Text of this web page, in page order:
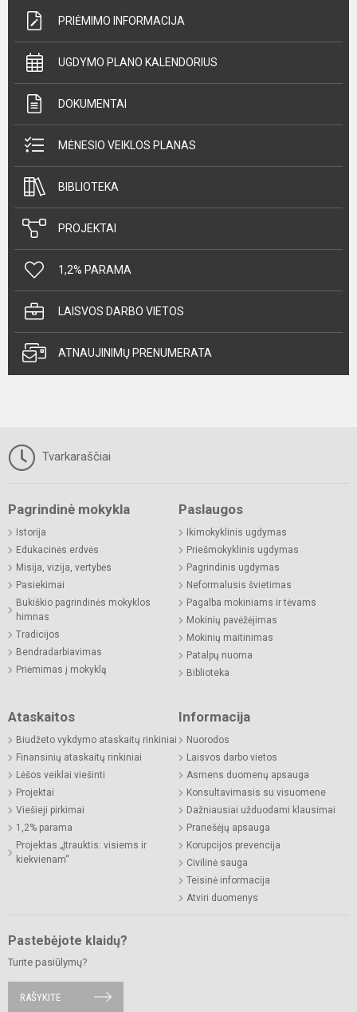
PRIĖMIMO INFORMACIJA
UGDYMO PLANO KALENDORIUS
DOKUMENTAI
MĖNESIO VEIKLOS PLANAS
BIBLIOTEKA
PROJEKTAI
1,2% PARAMA
LAISVOS DARBO VIETOS
ATNAUJINIMŲ PRENUMERATA
Tvarkaraščiai
Pagrindinė mokykla
Istorija
Edukacinės erdvės
Misija, vizija, vertybės
Pasiekimai
Bukiškio pagrindinės mokyklos
himnas
Tradicijos
Bendradarbiavimas
Priėmimas į mokyklą
Paslaugos
Ikimokyklinis ugdymas
Priešmokyklinis ugdymas
Pagrindinis ugdymas
Neformalusis švietimas
Pagalba mokiniams ir tėvams
Mokinių pavėžėjimas
Mokinių maitinimas
Patalpų nuoma
Biblioteka
Ataskaitos
Biudžeto vykdymo ataskaitų rinkiniai
Finansinių ataskaitų rinkiniai
Lėšos veiklai viešinti
Projektai
Viešieji pirkimai
1,2% parama
Projektas „Įtrauktis: visiems ir
kiekvienam“
Informacija
Nuorodos
Laisvos darbo vietos
Asmens duomenų apsauga
Konsultavimasis su visuomene
Dažniausiai užduodami klausimai
Pranešėjų apsauga
Korupcijos prevencija
Civilinė sauga
Teisinė informacija
Atviri duomenys
Pastebėjote klaidų?
Turite pasiūlymų?
RAŠYKITE